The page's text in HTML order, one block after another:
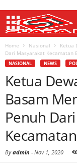
Home Nasional
Ketua
Dari Masyarakat Kecamatan
NASIONAL NEWS
Ketua
Basam
Penuh
Byadmin - Nov 1, 2020